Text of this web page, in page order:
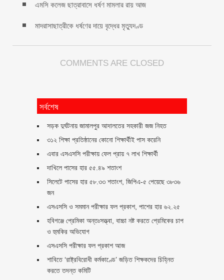
এমসি কলেজ ছাত্রাবাসে ধর্ষণ মামলার রায় আজ
মাদরাসাছাত্রীকে ধর্ষণের দায়ে বৃদ্ধের মৃত্যুদণ্ড
COMMENTS ARE CLOSED
সর্বশেষ
সড়ক দুর্ঘটনায় জামালপুর আদালতের সহকারী জজ নিহত
৩১২ শিক্ষা প্রতিষ্ঠানের কোনো শিক্ষার্থীই পাস করেনি
এবার এসএসসি পরীক্ষায় ফেল প্রায় ৭ লাখ শিক্ষার্থী
দাখিলে পাসের হার ৫৫.৪৯ শতাংশ
সিলেটে পাসের হার ৫৮.৩৩ শতাংশ, জিপিএ-৫ পেয়েছে ৩৮৩৬
জন
এসএসসি ও সমমান পরীক্ষার ফল প্রকাশ, পাশের হার ৬২.২৫
হবিগঞ্জে প্রেমিকা অন্তঃসত্ত্বা, বাচ্চা নষ্ট করতে প্রেমিকের চাপ
ও হুমকির অভিযোগ
এসএসসি পরীক্ষার ফল প্রকাশ আজ
শাবিতে ‘রাষ্ট্রবিরোধী কর্মকাণ্ডে’ জড়িত শিক্ষকদের চিহ্নিত
করতে তদন্ত কমিটি